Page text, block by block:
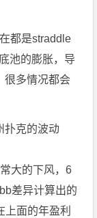
都是straddle
池的膨胀，导
很多情况都会
大的下风，6
差异计算出的
面的年盈利